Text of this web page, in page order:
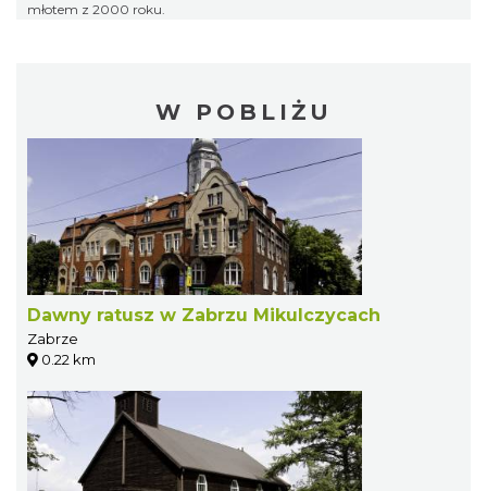
młotem z 2000 roku.
W POBLIŻU
Dawny ratusz w Zabrzu Mikulczycach
Zabrze
0.22 km